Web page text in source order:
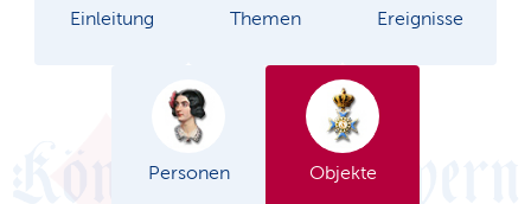
Einleitung Themen Ereignisse
Personen Objekte